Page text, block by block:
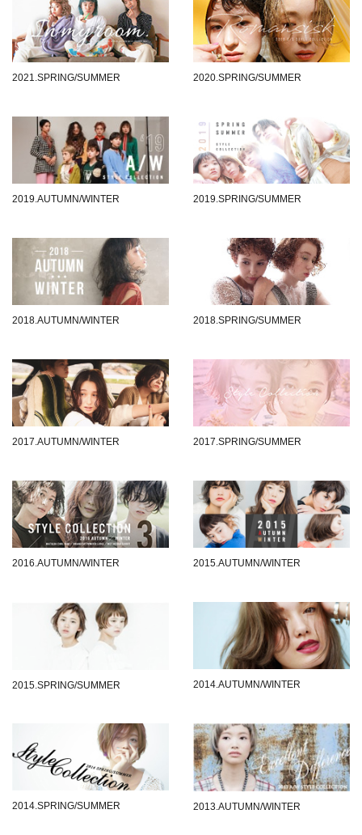
2021.SPRING/SUMMER 2020.SPRING/SUMMER
2019.AUTUMN/WINTER 2019.SPRING/SUMMER
2018.AUTUMN/WINTER 2018.SPRING/SUMMER
2017.AUTUMN/WINTER 2017.SPRING/SUMMER
2016.AUTUMN/WINTER 2015.AUTUMN/WINTER
2015.SPRING/SUMMER 2014.AUTUMN/WINTER
2014.SPRING/SUMMER 2013.AUTUMN/WINTER